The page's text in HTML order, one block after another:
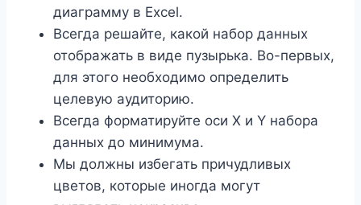
диаграмму в Excel.
Всегда решайте, какой набор данных
отображать в виде пузырька. Во-первых,
для этого необходимо определить
целевую аудиторию.
Всегда форматируйте оси X и Y набора
данных до минимума.
Мы должны избегать причудливых
цветов, которые иногда могут